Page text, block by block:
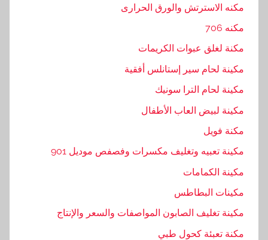
,
ا
ب
ا
ب
ت
ي
ة
مكنه الاسترتش والورق الحرارى
مكنه 706
مكنة لغلق عبوات الكريمات
مكينة لحام سير إستانلس أفقية
مكينة لحام الترا سونيك
مكينة لبيض العاب الأطفال
مكنة فويل
مكينة تعبيه وتغليف مكسرات وفصفص موديل 901
مكينة الكمامات
مكينات البطاطس
مكينة تغليف الصابون المواصفات والسعر والإنتاج
مكنة تعبئة كحول طبي